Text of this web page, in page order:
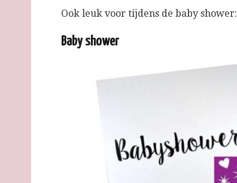
Ook leuk voor tijdens de baby shower:
Baby shower